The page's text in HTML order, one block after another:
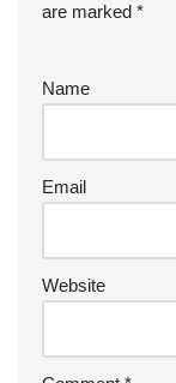
are marked *
Name
Email
Website